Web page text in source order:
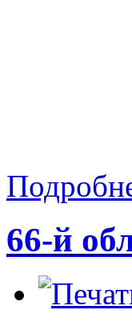
66-й